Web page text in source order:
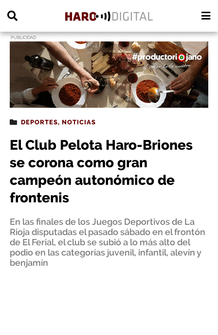
PUBLICIDAD
DEPORTES, NOTICIAS
El Club Pelota Haro-Briones
se corona como gran
campeón autonómico de
frontenis
En las finales de los Juegos Deportivos de La
Rioja disputadas el pasado sábado en el frontón
de El Ferial, el club se subió a lo más alto del
podio en las categorías juvenil, infantil, alevín y
benjamín